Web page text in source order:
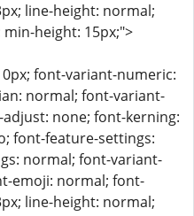
line-height: normal;
height: 15px;">
font-variant-numeric:
normal; font-variant-
none; font-kerning:
font-feature-settings:
normal; font-variant-
emoji: normal; font-
line-height: normal;